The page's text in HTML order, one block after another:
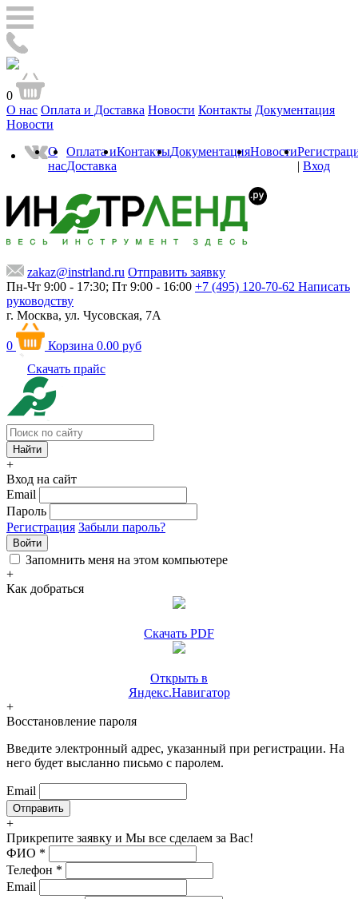
0
О нас Оплата и Доставка Новости Контакты Документация
Новости
О
нас
Оплата и
Доставка
КонтактыДокументацияНовости
| Вход
zakaz@instrland.ru Отправить заявку
Пн-Чт 9:00 - 17:30; Пт 9:00 - 16:00 +7 (495) 120-70-62 Написать
руководству
г. Москва, ул. Чусовская, 7А
0 Корзина 0.00 руб
Скачать прайс
+
Вход на сайт
Email
Пароль
Регистрация Забыли пароль?
Войти
Запомнить меня на этом компьютере
+
Как добраться
Скачать PDF
Открыть в
Яндекс.Навигатор
+
Восстановление пароля
Введите электронный адрес, указанный при регистрации. На
него будет высланно письмо с паролем.
Email
+
Прикрепите заявку и Мы все сделаем за Вас!
ФИО *
Телефон *
Email